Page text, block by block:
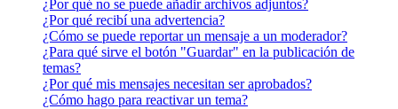
¿Por qué no se puede añadir archivos adjuntos?
¿Por qué recibí una advertencia?
¿Cómo se puede reportar un mensaje a un moderador?
¿Para qué sirve el botón "Guardar" en la publicación de
temas?
¿Por qué mis mensajes necesitan ser aprobados?
¿Cómo hago para reactivar un tema?